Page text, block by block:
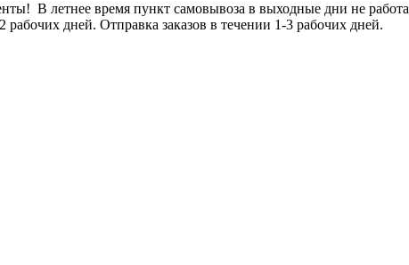
время пункт
в течении 1-2 рабочих дней. Отправка